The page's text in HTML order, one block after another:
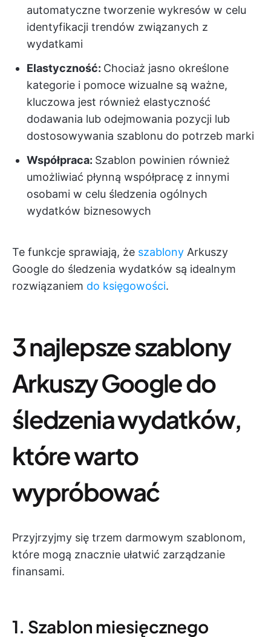
automatyczne tworzenie wykresów w celu
identyfikacji trendów związanych z
wydatkami
Elastyczność: Chociaż jasno określone
kategorie i pomoce wizualne są ważne,
kluczowa jest również elastyczność
dodawania lub odejmowania pozycji lub
dostosowywania szablonu do potrzeb marki
Współpraca: Szablon powinien również
umożliwiać płynną współpracę z innymi
osobami w celu śledzenia ogólnych
wydatków biznesowych
Te funkcje sprawiają, że szablony Arkuszy
Google do śledzenia wydatków są idealnym
rozwiązaniem do księgowości.
3 najlepsze szablony
Arkuszy Google do
śledzenia wydatków,
które warto
wypróbować
Przyjrzyjmy się trzem darmowym szablonom,
które mogą znacznie ułatwić zarządzanie
finansami.
1. Szablon miesięcznego